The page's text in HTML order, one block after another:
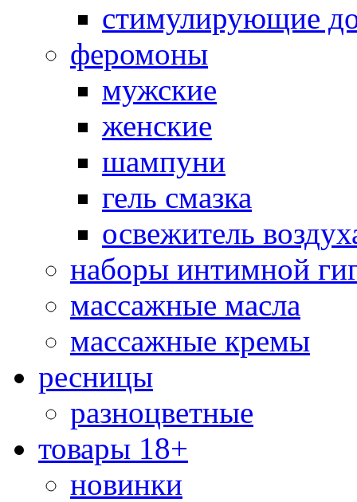
стимулирующие
феромоны
мужские
женские
шампуни
гель смазка
освежитель
наборы интимной
массажные масла
массажные кремы
ресницы
разноцветные
товары 18+
новинки